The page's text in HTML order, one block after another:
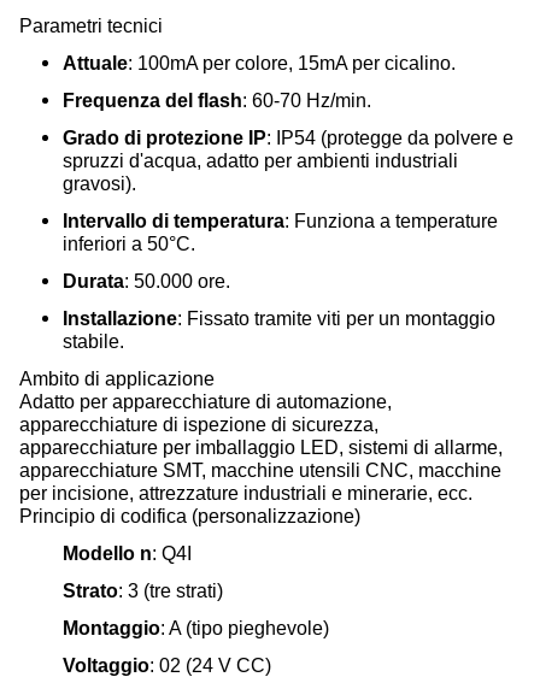
Parametri tecnici
Attuale: 100mA per colore, 15mA per cicalino.
Frequenza del flash: 60-70 Hz/min.
Grado di protezione IP: IP54 (protegge da polvere e
spruzzi d'acqua, adatto per ambienti industriali
gravosi).
Intervallo di temperatura: Funziona a temperature
inferiori a 50°C.
Durata: 50.000 ore.
Installazione: Fissato tramite viti per un montaggio
stabile.
Ambito di applicazione
Adatto per apparecchiature di automazione,
apparecchiature di ispezione di sicurezza,
apparecchiature per imballaggio LED, sistemi di allarme,
apparecchiature SMT, macchine utensili CNC, macchine
per incisione, attrezzature industriali e minerarie, ecc.
Principio di codifica (personalizzazione)
Modello n: Q4I
Strato: 3 (tre strati)
Montaggio: A (tipo pieghevole)
Voltaggio: 02 (24 V CC)